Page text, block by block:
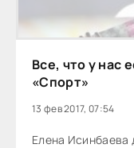
Все, что у нас
«Спорт»
13 фев 2017, 07:54
Елена Исинбаева